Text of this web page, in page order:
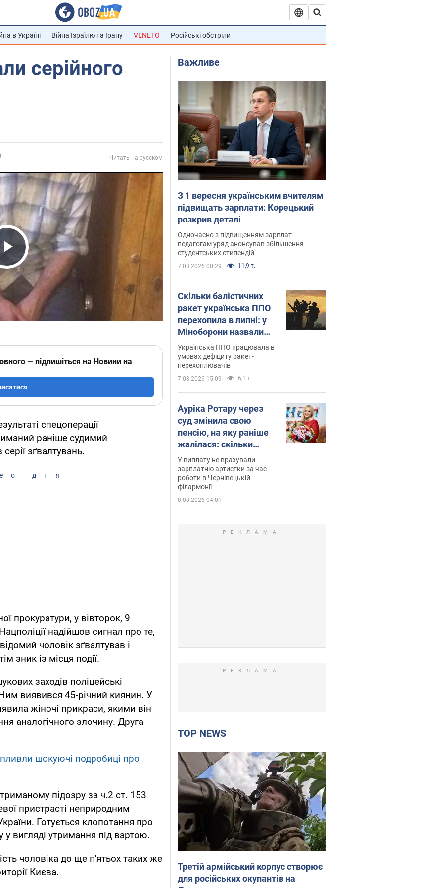
в Україні Війна Ізраїлю та Ірану VENETO Російські обстріли
серійного
Читать на русском
Video
— підпишіться на Новини на
спецоперації
раніше судимий
зґвалтувань.
дня
прокуратури, у вівторок, 9
надійшов сигнал про те,
чоловік зґвалтував і
зник із місця події.
заходів поліцейські
виявився 45-річний киянин. У
жіночі прикраси, якими він
аналогічного злочину. Друга
шокуючі подробиці про
підозру за ч.2 ст. 153
пристрасті неприродним
Готується клопотання про
вигляді утримання під вартою.
чоловіка до ще п'ятьох таких же
Києва.
Важливе
З 1 вересня українським вчителям
підвищать зарплати: Корецький
розкрив деталі
Одночасно з підвищенням зарплат
педагогам уряд анонсував збільшення
студентських стипендій
7.08.2026 00:29 11,9 т.
Скільки балістичних
ракет українська ППО
перехопила в липні: у
Міноборони назвали
цифру
Українська ППО працювала в
умовах дефіциту ракет-
перехоплювачів
7.08.2026 15:09 6,1 т.
Ауріка Ротару через
суд змінила свою
пенсію, на яку раніше
жалілася: скільки
отримувала співачка
У виплату не врахували
зарплатню артистки за час
роботи в Чернівецькій
філармонії
8.08.2026 04:01
TOP NEWS
Третій армійський корпус створює
для російських окупантів на